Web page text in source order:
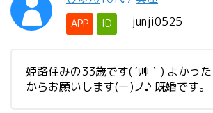
APP ID junji0525
姫路住みの33歳です( ´艸｀) よかっ
からお願いします(ー)ノ♪ 既婚です。